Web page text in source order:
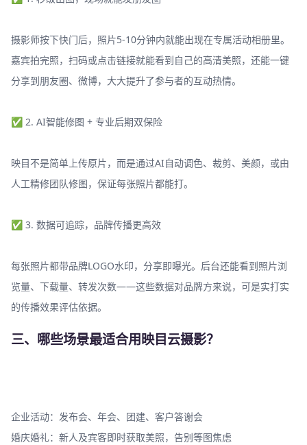
摄影师按下快门后，照片5-10分钟内就能出现在专属活动相册里。
嘉宾拍完照，扫码或点击链接就能看到自己的高清美照，还能一键
分享到朋友圈、微博，大大提升了参与者的互动热情。
✅ 2. AI智能修图 + 专业后期双保险
映目不是简单上传原片，而是通过AI自动调色、裁剪、美颜，或由
人工精修团队修图，保证每张照片都能打。
✅ 3. 数据可追踪，品牌传播更高效
每张照片都带品牌LOGO水印，分享即曝光。后台还能看到照片浏
览量、下载量、转发次数——这些数据对品牌方来说，可是实打实
的传播效果评估依据。
三、哪些场景最适合用映目云摄影？
企业活动：发布会、年会、团建、客户答谢会
婚庆婚礼：新人及宾客即时获取美照，告别等图焦虑